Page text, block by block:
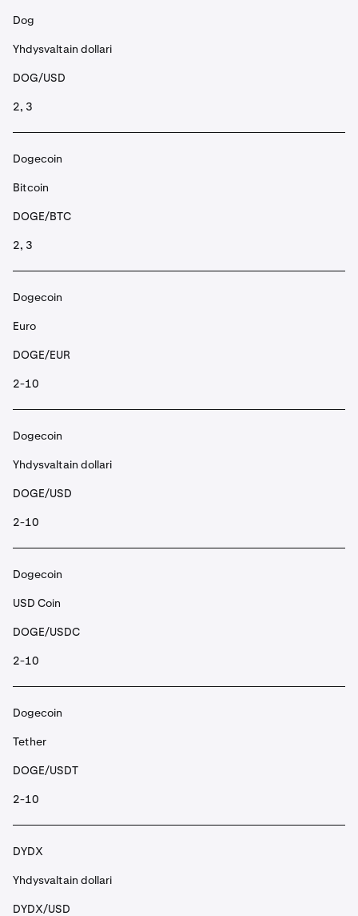
Dog
Yhdysvaltain dollari
DOG/USD
2, 3
Dogecoin
Bitcoin
DOGE/BTC
2, 3
Dogecoin
Euro
DOGE/EUR
2-10
Dogecoin
Yhdysvaltain dollari
DOGE/USD
2-10
Dogecoin
USD Coin
DOGE/USDC
2-10
Dogecoin
Tether
DOGE/USDT
2-10
DYDX
Yhdysvaltain dollari
DYDX/USD